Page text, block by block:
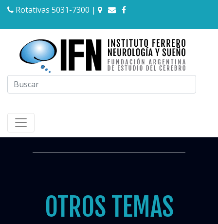
Rotativas 5031-7300 |
OTROS TEMAS